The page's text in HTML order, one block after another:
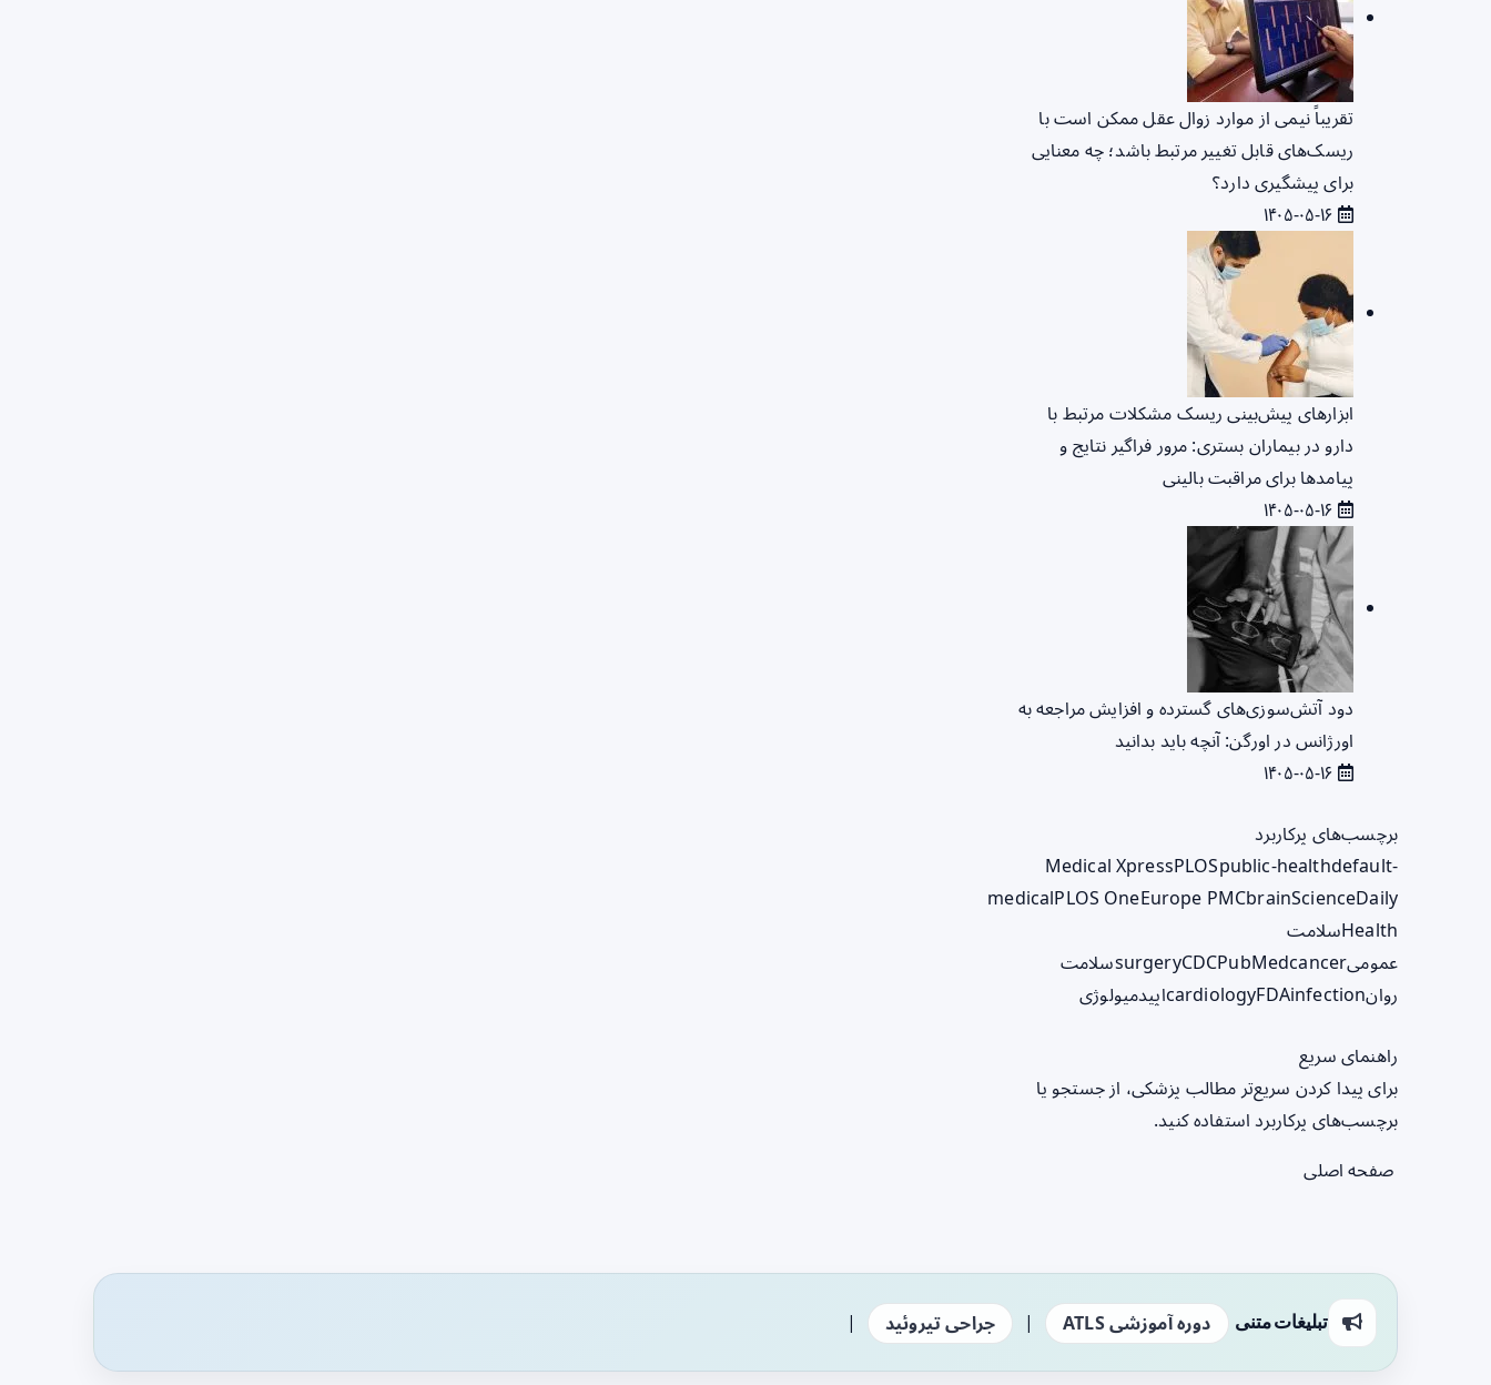
تقریباً نیمی از موارد زوال عقل ممکن است با
ریسک‌های قابل تغییر مرتبط باشد؛ چه معنایی
برای پیشگیری دارد؟
ابزارهای پیش‌بینی ریسک مشکلات مرتبط با
دارو در بیماران بستری: مرور فراگیر نتایج و
پیامدها برای مراقبت بالینی
دود آتش‌سوزی‌های گسترده و افزایش مراجعه به
اورژانس در اورگن: آنچه باید بدانید
برچسب‌های پرکاربرد
Medical XpressPLOSpublic-healthdefault-
medicalPLOS OneEurope PMCbrainScienceDaily
Healthسلامت
عمومی
surgeryCDCPubMedcancer
سلامت
روان
cardiologyFDAinfection اپیدمیولوژی
راهنمای سریع
برای پیدا کردن سریع‌تر مطالب پزشکی، از جستجو یا
برچسب‌های پرکاربرد استفاده کنید.
صفحه اصلی
تبلیغات متنی دوره آموزشی ATLS | جراحی تیروئید |